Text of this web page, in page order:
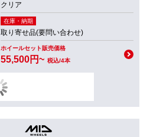
クリア
在庫・納期
取り寄せ品(要問い合わせ)
ホイールセット販売価格
55,500円~ 税込/4本